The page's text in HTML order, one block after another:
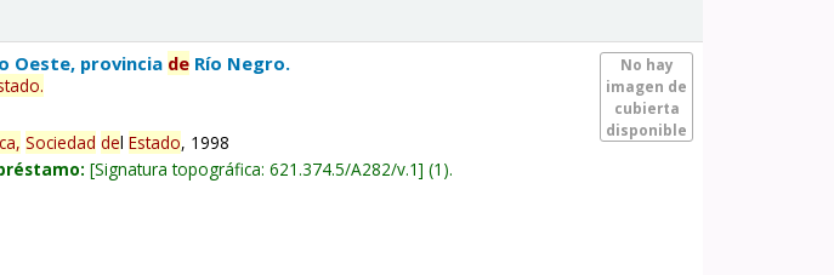
No hay
imagen de
cubierta
disponible
Oeste, provincia de Río Negro.
.
Sociedad delEstado, 1998
Signatura topográfica:621.374.5/A282/v.1 (1).